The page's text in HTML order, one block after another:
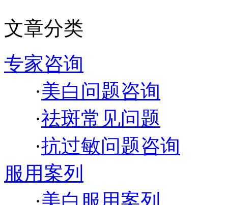
文章分类
专家咨询
·美白问题咨询
·祛斑常见问题
·抗过敏问题咨询
服用案列
·美白服用案列